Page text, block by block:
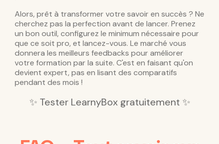
Alors, prêt à transformer votre savoir en succès ? Ne
cherchez pas la perfection avant de lancer. Prenez
un bon outil, configurez le minimum nécessaire pour
que ce soit pro, et lancez-vous. Le marché vous
donnera les meilleurs feedbacks pour améliorer
votre formation par la suite. C'est en faisant qu'on
devient expert, pas en lisant des comparatifs
pendant des mois !
✨ Tester LearnyBox gratuitement ✨